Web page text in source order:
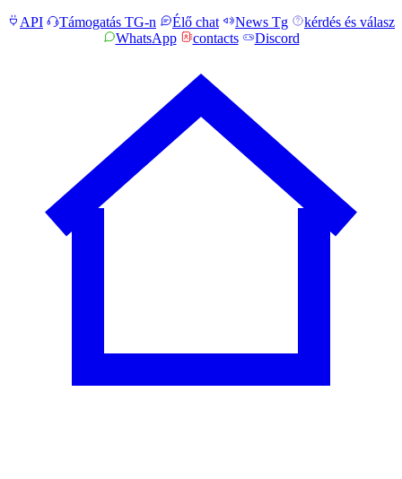
API
Támogatás TG-n Élő chat News Tg
kérdés és válasz
WhatsApp
contacts Discord